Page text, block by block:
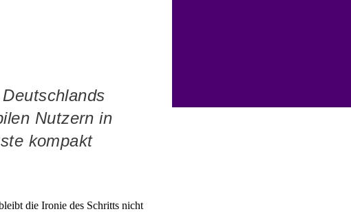
Nutzern in
kompakt
die Ironie des Schritts nicht